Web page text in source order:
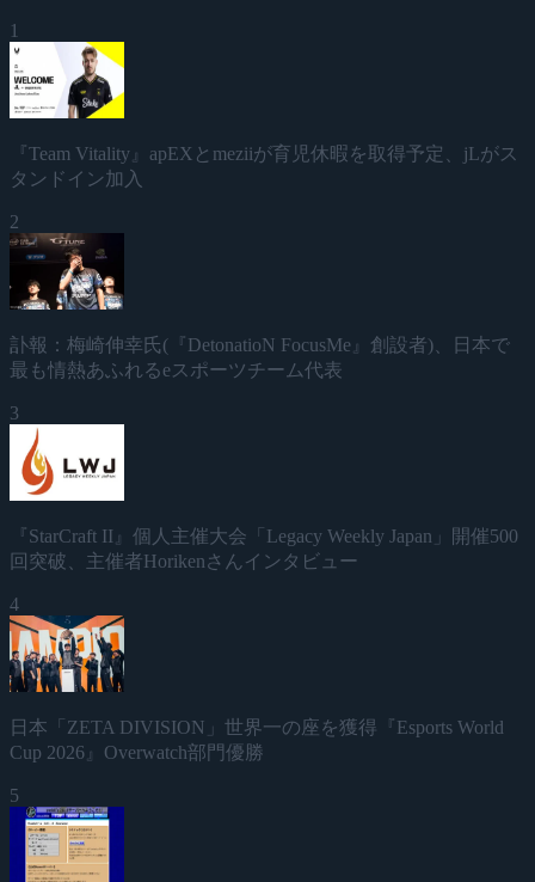
1
『Team Vitality』apEXとmeziiが育児休暇を取得予定、jLがス
タンドイン加入
2
訃報：梅崎伸幸氏(『DetonatioN FocusMe』創設者)、日本で
最も情熱あふれるeスポーツチーム代表
3
『StarCraft II』個人主催大会「Legacy Weekly Japan」開催500
回突破、主催者Horikenさんインタビュー
4
日本「ZETA DIVISION」世界一の座を獲得『Esports World
Cup 2026』Overwatch部門優勝
5